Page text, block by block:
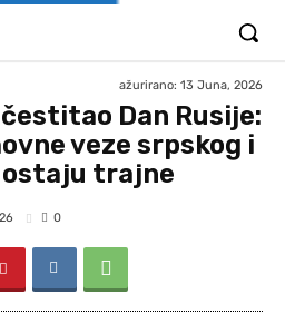
ažurirano: 13 Juna, 2026
Dan Rusije:
veze srpskog i
ostaju trajne
0